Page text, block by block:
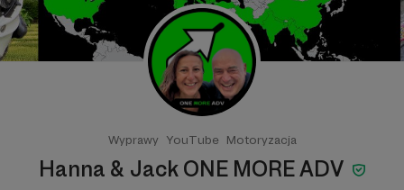
Wyprawy YouTube Motoryzacja
Hanna & Jack ONE MORE ADV